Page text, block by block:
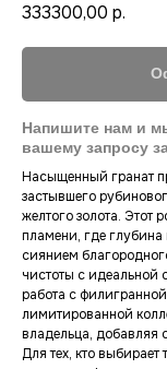
333300,00 р.
Насыщенный гранат
застывшего
желтого золота. Этот
пламени, где глубина
сиянием
чистоты с идеальной
работа с
лимитированной
владельца, добавляя
Для тех, кто
Коллекция konfetki
Новинки